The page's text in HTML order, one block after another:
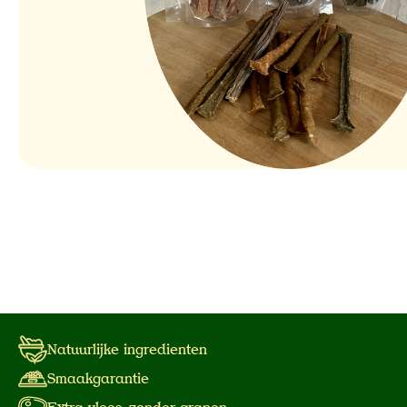
Natuurlijke ingredienten
Smaakgarantie